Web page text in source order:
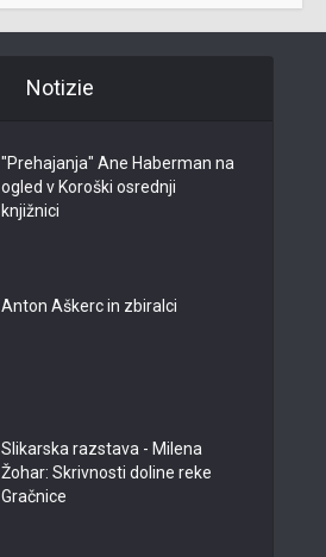
Notizie
"Prehajanja" Ane Haberman na
ogled v Koroški osrednji
knjižnici
Anton Aškerc in zbiralci
Slikarska razstava - Milena
Žohar: Skrivnosti doline reke
Gračnice